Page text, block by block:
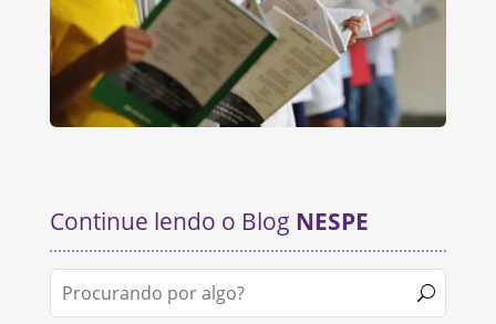
Continue lendo o Blog NESPE